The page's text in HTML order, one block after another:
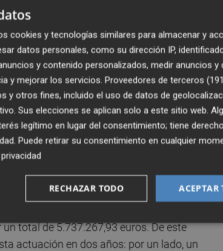
del Ayuntamiento. Éstos han
plazos previstos. Cabe destacar que los
Edificant de la Generalitat Valenciana,
total que supera los 5,7 millones de
las cinco mercantiles candidatas que
Servicios Ingeniería y Obras
Durante las próximas fechas, los
todas las propuestas con el objetivo
del Embajador Beltrán.
sacó a licitación a finales de
total de 5.737.267,93 euros. De este
actuación en dos años: por un lado, un
cookies y tecnologías similares para almacenar y
datos personales, como su dirección IP,
y contenido personalizados, medir anuncios y
y mejorar los servicios. Proveedores de terceros
y otros fines, incluido el uso de datos de
Sus elecciones se aplican solo a este sitio web.
legítimo en lugar del consentimiento; tiene
. Puede retirar su consentimiento en cualquier
ACEPTAR
RECHAZAR TODO